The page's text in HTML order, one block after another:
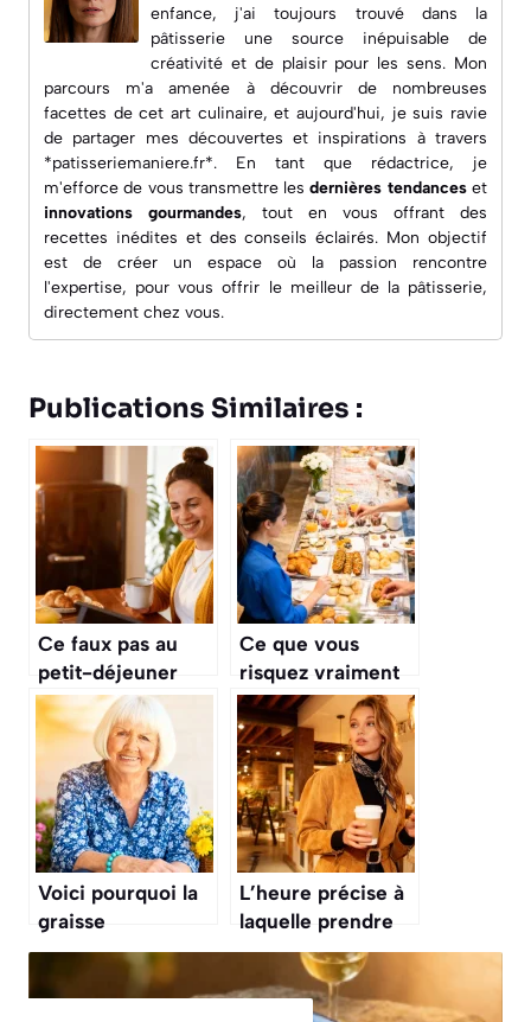
enfance, j'ai toujours trouvé dans la
pâtisserie une source inépuisable de
créativité et de plaisir pour les sens. Mon
parcours m'a amenée à découvrir de nombreuses
facettes de cet art culinaire, et aujourd'hui, je suis ravie
de partager mes découvertes et inspirations à travers
*patisseriemaniere.fr*. En tant que rédactrice, je
m'efforce de vous transmettre lesdernières tendanceset
innovations gourmandes, tout en vous offrant des
recettes inédites et des conseils éclairés. Mon objectif
est de créer un espace où la passion rencontre
l'expertise, pour vous offrir le meilleur de la pâtisserie,
directement chez vous.
Publications Similaires :
Ce faux pas au
petit-déjeuner
ruinerait tous vos
efforts pour
perdre du poids
Ce que vous
risquez vraiment
en dégustant les
buffets petit-
déjeuner d’hôtel
Voici pourquoi la
graisse
abdominale
résiste après 75
L’heure précise à
laquelle prendre
son petit-
déjeuner pour
brûler plus de